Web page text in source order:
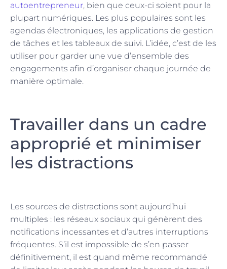
autoentrepreneur, bien que ceux-ci soient pour la
plupart numériques. Les plus populaires sont les
agendas électroniques, les applications de gestion
de tâches et les tableaux de suivi. L’idée, c’est de les
utiliser pour garder une vue d’ensemble des
engagements afin d’organiser chaque journée de
manière optimale.
Travailler dans un cadre
approprié et minimiser
les distractions
Les sources de distractions sont aujourd’hui
multiples : les réseaux sociaux qui génèrent des
notifications incessantes et d’autres interruptions
fréquentes. S’il est impossible de s’en passer
définitivement, il est quand même recommandé